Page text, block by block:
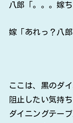
八郎「。。。嫁
嫁「あれっ？八
ここは、黒のダ
阻止したい気持
ダイニングテー